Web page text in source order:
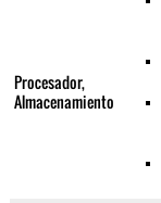
Procesador,
Almacenamiento